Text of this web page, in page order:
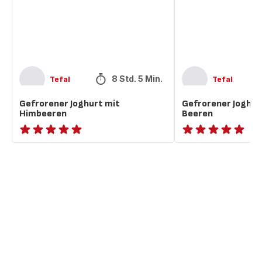
Tefal 8 Std. 5 Min.
Gefrorener Joghurt mit
Himbeeren
ratings.NaN
Tefal
Gefrorener
Beeren
ratings.NaN